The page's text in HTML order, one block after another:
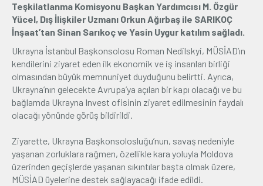
Teşkilatlanma Komisyonu Başkan Yardımcısı M. Özgür
Yücel, Dış İlişkiler Uzmanı Orkun Ağırbaş ile SARIKOÇ
İnşaat’tan Sinan Sarıkoç ve Yasin Uygur katılım sağladı.
Ukrayna İstanbul Başkonsolosu Roman Nedilskyi, MÜSİAD’ın
kendilerini ziyaret eden ilk ekonomik ve iş insanları birliği
olmasından büyük memnuniyet duyduğunu belirtti. Ayrıca,
Ukrayna’nın gelecekte Avrupa’ya açılan bir kapı olacağı ve bu
bağlamda Ukrayna Invest ofisinin ziyaret edilmesinin faydalı
olacağı yönünde görüş bildirildi.
Ziyarette, Ukrayna Başkonsolosluğu’nun, savaş nedeniyle
yaşanan zorluklara rağmen, özellikle kara yoluyla Moldova
üzerinden geçişlerde yaşanan sıkıntılar başta olmak üzere,
MÜSİAD üyelerine destek sağlayacağı ifade edildi.